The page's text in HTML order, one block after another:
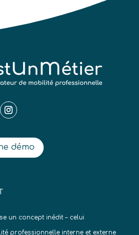
démo
un concept inédit – celui
professionnelle interne et externe